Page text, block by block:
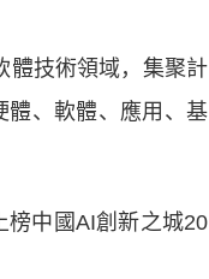
技術領域，集聚計
體、軟體、應用、基
中國AI創新之城20